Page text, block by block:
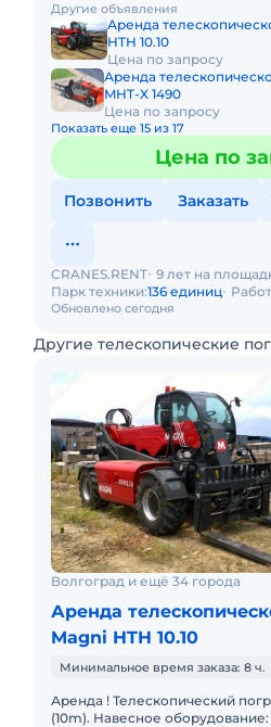
Высота подъема
Другие объявления
Аренда
HTH 10.10
Цена по запросу
Аренда
MHT-X 1490
Цена по запросу
Показать еще 15 из 17
Цена по
Позвонить Заказать
Обновлено сегодня
CRANES.RENT 9 лет на
Парк техники:136 единиц
Другие телескопические
Волгоград и ещё 34 города
Аренда
Magni HTH 10.10
Минимальное время заказа: 8 ч.
Аренда ! Телескопический
(10m). Навесное